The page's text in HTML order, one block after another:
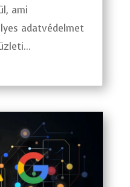
ami
adatvédelmet